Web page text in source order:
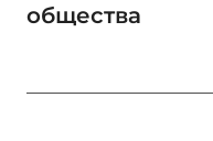
общества